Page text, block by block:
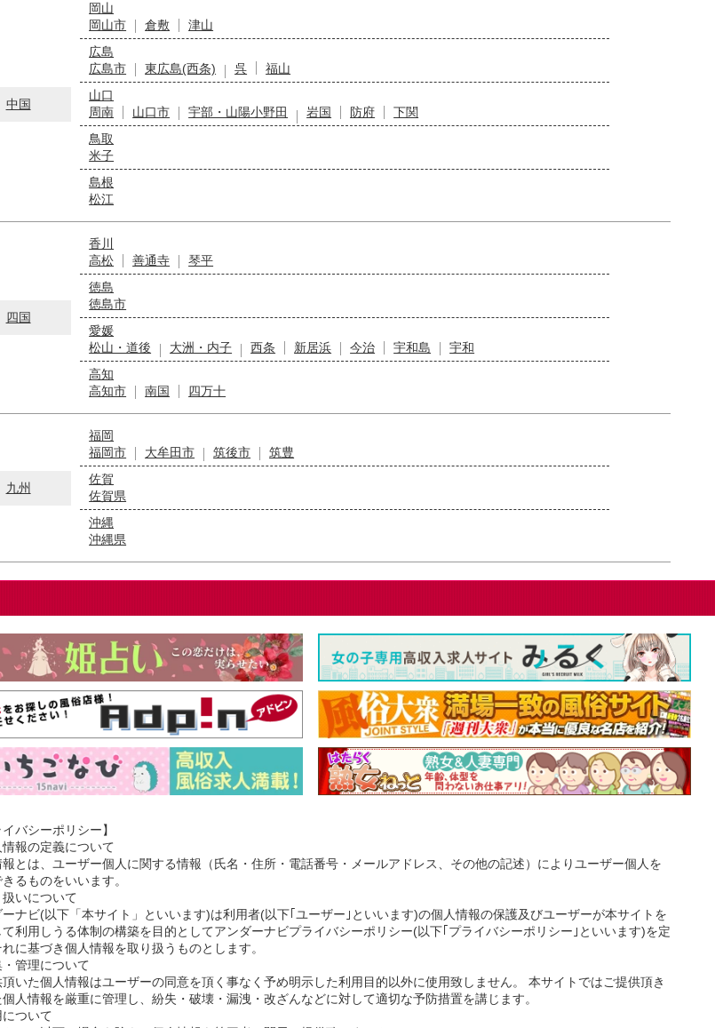
中国
岡山
岡山市
倉敷
津山
広島
広島市
東広島(西条) 呉
福山
山口
周南
山口市 宇部・山陽小野田 岩国 防府
下関
鳥取
米子
島根
松江
四国
香川
高松
善通寺
琴平
徳島
徳島市
愛媛
松山・道後
大洲・内子 西条 新居浜 今治 宇和島
宇和
高知
高知市
南国 四万十
九州
福岡
福岡市
大牟田市 筑後市
筑豊
佐賀
佐賀県
沖縄
沖縄県
イバシーポリシー】
情報の定義について
とは、ユーザー個人に関する情報（氏名・住所・電話番号・メールアドレス、その他の記述）によりユーザー個人を
るものをいいます。
扱いについて
ーナビ(以下「本サイト」といいます)は利用者(以下｢ユーザー｣といいます)の個人情報の保護及びユーザーが本サイトを
利用しうる体制の構築を目的としてアンダーナビプライバシーポリシー(以下｢プライバシーポリシー｣といいます)を定
に基づき個人情報を取り扱うものとします。
・管理について
頂いた個人情報はユーザーの同意を頂く事なく予め明示した利用目的以外に使用致しません。 本サイトではご提供頂き
個人情報を厳重に管理し、紛失・破壊・漏洩・改ざんなどに対して適切な予防措置を講じます。
について